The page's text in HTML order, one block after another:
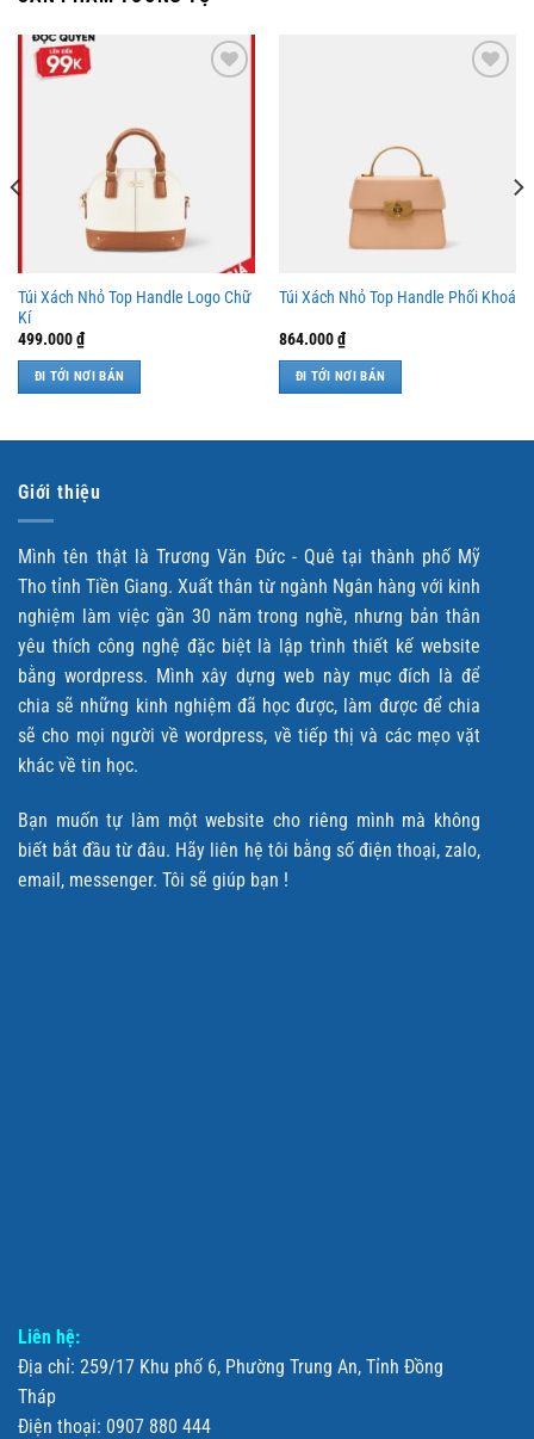
Túi Xách Nhỏ Top Handle Logo Chữ
Kí
499.000₫
ĐI TỚI NƠI BÁN
Túi Xách Nhỏ Top Handle Phối Khoá
864.000₫
ĐI TỚI NƠI BÁN
Giới thiệu
Mình tên thật là Trương Văn Đức - Quê tại thành phố Mỹ
Tho tỉnh Tiền Giang. Xuất thân từ ngành Ngân hàng với kinh
nghiệm làm việc gần 30 năm trong nghề, nhưng bản thân
yêu thích công nghệ đặc biệt là lập trình thiết kế website
bằng wordpress. Mình xây dựng web này mục đích là để
chia sẽ những kinh nghiệm đã học được, làm được để chia
sẽ cho mọi người về wordpress, về tiếp thị và các mẹo vặt
khác về tin học.
Bạn muốn tự làm một website cho riêng mình mà không
biết bắt đầu từ đâu. Hãy liên hệ tôi bằng số điện thoại, zalo,
email, messenger. Tôi sẽ giúp bạn !
Liên hệ:
Địa chỉ: 259/17 Khu phố 6, Phường Trung An, Tỉnh Đồng
Tháp
Điện thoại: 0907 880 444